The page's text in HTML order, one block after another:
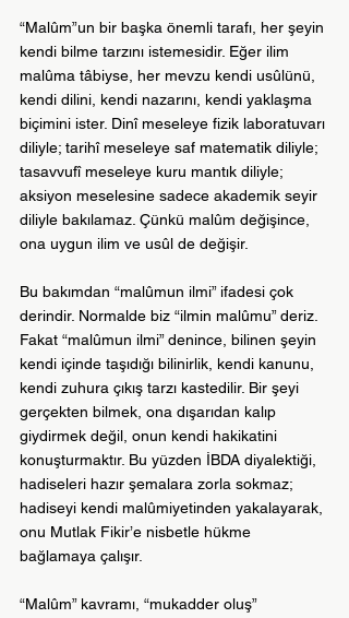
“Malûm”un bir başka önemli tarafı, her şeyin
kendi bilme tarzını istemesidir. Eğer ilim
malûma tâbiyse, her mevzu kendi usûlünü,
kendi dilini, kendi nazarını, kendi yaklaşma
biçimini ister. Dinî meseleye fizik laboratuvarı
diliyle; tarihî meseleye saf matematik diliyle;
tasavvufî meseleye kuru mantık diliyle;
aksiyon meselesine sadece akademik seyir
diliyle bakılamaz. Çünkü malûm değişince,
ona uygun ilim ve usûl de değişir.
Bu bakımdan “malûmun ilmi” ifadesi çok
derindir. Normalde biz “ilmin malûmu” deriz.
Fakat “malûmun ilmi” denince, bilinen şeyin
kendi içinde taşıdığı bilinirlik, kendi kanunu,
kendi zuhura çıkış tarzı kastedilir. Bir şeyi
gerçekten bilmek, ona dışarıdan kalıp
giydirmek değil, onun kendi hakikatini
konuşturmaktır. Bu yüzden İBDA diyalektiği,
hadiseleri hazır şemalara zorla sokmaz;
hadiseyi kendi malûmiyetinden yakalayarak,
onu Mutlak Fikir’e nisbetle hükme
bağlamaya çalışır.
“Malûm” kavramı, “mukadder oluş”